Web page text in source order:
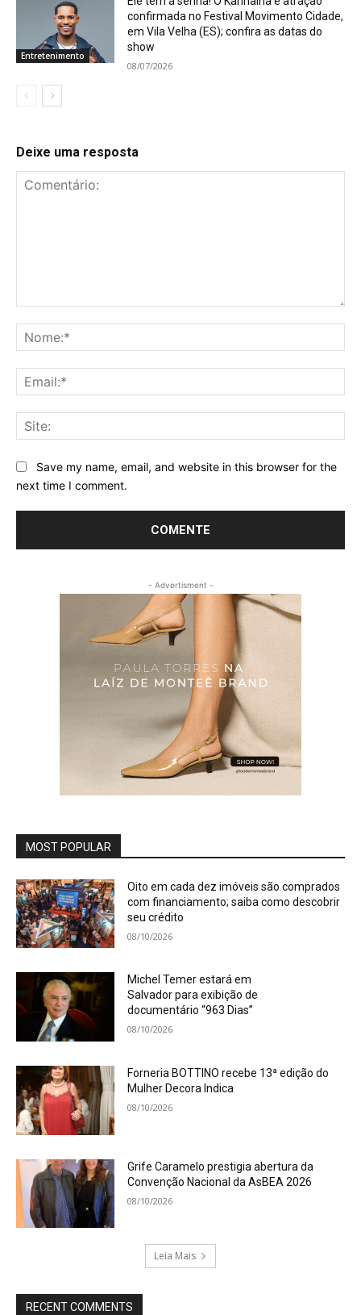
Entretenimento
confirmada no Festival Movimento Cidade,
em Vila Velha (ES); confira as datas do
show
08/07/2026
Deixe uma resposta
Save my name, email, and website in this browser for the
next time I comment.
- Advertisment -
MOST POPULAR
Oito em cada dez imóveis são comprados
com financiamento; saiba como descobrir
seu crédito
08/10/2026
Michel Temer estará em
Salvador para exibição de
documentário “963 Dias”
08/10/2026
Forneria BOTTINO recebe 13ª edição do
Mulher Decora Indica
08/10/2026
Grife Caramelo prestigia abertura da
Convenção Nacional da AsBEA 2026
08/10/2026
Leia Mais
RECENT COMMENTS